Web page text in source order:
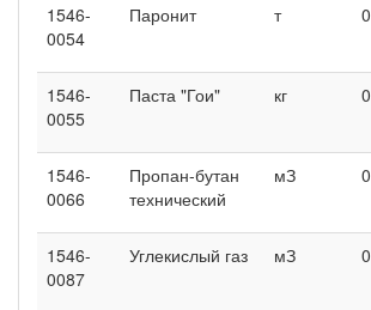
1546-
0054
Паронит т
1546-
0055
Паста "Гои" кг
1546-
0066
Пропан-бутан
технический
мЗ
1546-
0087
Углекислый газ мЗ